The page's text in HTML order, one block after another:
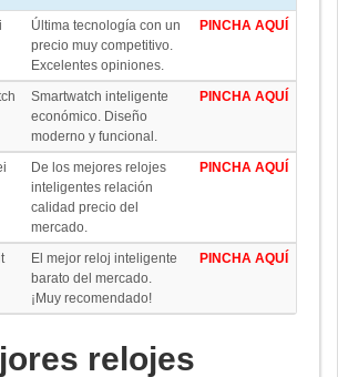
Última tecnología con un
precio muy competitivo.
Excelentes opiniones.
PINCHA AQUÍ
Smartwatch inteligente
económico. Diseño
moderno y funcional.
PINCHA AQUÍ
De los mejores relojes
inteligentes relación
calidad precio del
mercado.
PINCHA AQUÍ
El mejor reloj inteligente
barato del mercado.
¡Muy recomendado!
PINCHA AQUÍ
relojes